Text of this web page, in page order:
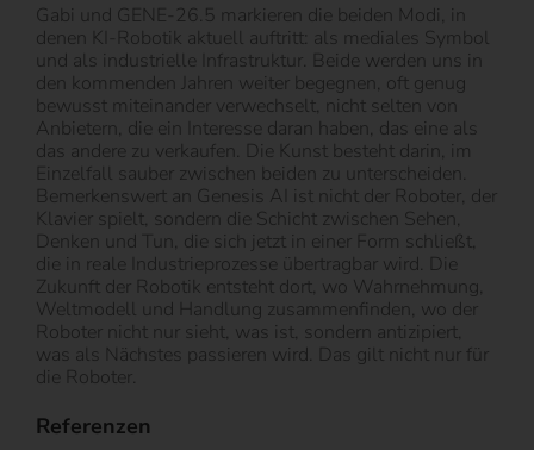
Gabi und GENE-26.5 markieren die beiden Modi, in
denen KI-Robotik aktuell auftritt: als mediales Symbol
und als industrielle Infrastruktur. Beide werden uns in
den kommenden Jahren weiter begegnen, oft genug
bewusst miteinander verwechselt, nicht selten von
Anbietern, die ein Interesse daran haben, das eine als
das andere zu verkaufen. Die Kunst besteht darin, im
Einzelfall sauber zwischen beiden zu unterscheiden.
Bemerkenswert an Genesis AI ist nicht der Roboter, der
Klavier spielt, sondern die Schicht zwischen Sehen,
Denken und Tun, die sich jetzt in einer Form schließt,
die in reale Industrieprozesse übertragbar wird. Die
Zukunft der Robotik entsteht dort, wo Wahrnehmung,
Weltmodell und Handlung zusammenfinden, wo der
Roboter nicht nur sieht, was ist, sondern antizipiert,
was als Nächstes passieren wird. Das gilt nicht nur für
die Roboter.
Referenzen